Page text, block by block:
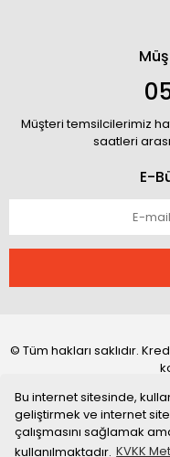
Bu internet sitesinde,
geliştirmek ve internet
çalışmasını sağlamak
kullanılmaktadır. KVKK
Müşteri temsilcilerimiz
saatleri
E-
© Tüm hakları saklıdır.